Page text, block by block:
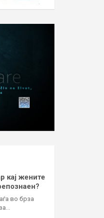
кај жените
во брза